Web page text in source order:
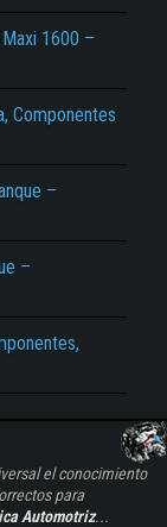
1600 –
Componentes
–
–
el conocimiento
para
Automotriz...